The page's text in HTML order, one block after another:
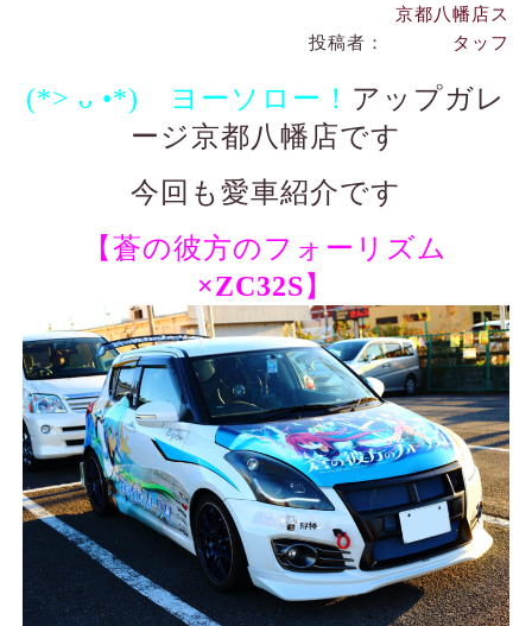
投稿者：
京都八幡店ス
タッフ
(*> ᴗ •*)ゞヨーソロー！ アップガレ
ージ京都八幡店です
今回も愛車紹介です
【蒼の彼方のフォーリズム
×ZC32S】